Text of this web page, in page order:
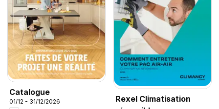
Catalogue
01/12 - 31/12/2026
Rexel Climatisation